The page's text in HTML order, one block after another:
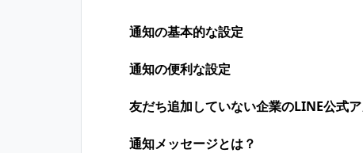
通知の基本的な設定
通知の便利な設定
友だち追加していない企業のLINE公式
通知メッセージとは？